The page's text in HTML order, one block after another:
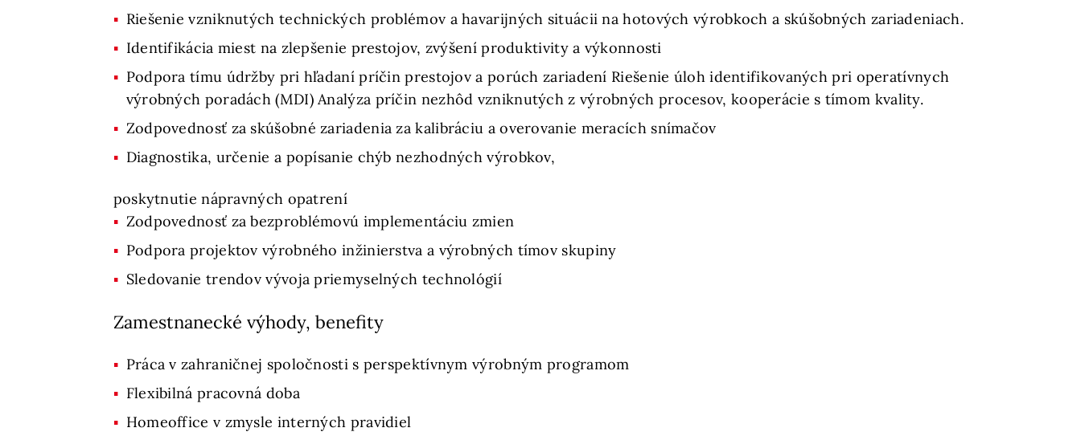
Riešenie vzniknutých technických problémov a havarijných situácii na hotových výrobkoch a skúšobných zariadeniach.
Identifikácia miest na zlepšenie prestojov, zvýšení produktivity a výkonnosti
Podpora tímu údržby pri hľadaní príčin prestojov a porúch zariadení Riešenie úloh identifikovaných pri operatívnych
výrobných poradách (MDI) Analýza príčin nezhôd vzniknutých z výrobných procesov, kooperácie s tímom kvality.
Zodpovednosť za skúšobné zariadenia za kalibráciu a overovanie meracích snímačov
Diagnostika, určenie a popísanie chýb nezhodných výrobkov,
poskytnutie nápravných opatrení
Zodpovednosť za bezproblémovú implementáciu zmien
Podpora projektov výrobného inžinierstva a výrobných tímov skupiny
Sledovanie trendov vývoja priemyselných technológií
Zamestnanecké výhody, benefity
Práca v zahraničnej spoločnosti s perspektívnym výrobným programom
Flexibilná pracovná doba
Homeoffice v zmysle interných pravidiel